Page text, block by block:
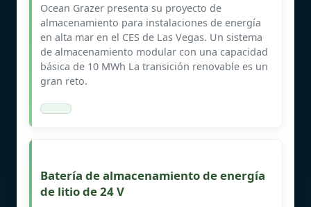
Ocean Grazer presenta su proyecto de
almacenamiento para instalaciones de energía
en alta mar en el CES de Las Vegas. Un sistema
de almacenamiento modular con una capacidad
básica de 10 MWh La transición renovable es un
gran reto.
Batería de almacenamiento de energía
de litio de 24 V